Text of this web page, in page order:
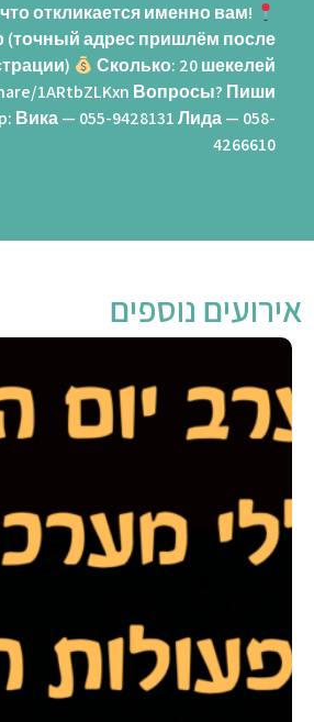
откликается именно вам!
(точный адрес пришлём после
Сколько: 20 шекелей
Вопросы? Пиши
Вика — 055-9428131 Лида — 058-
4266610
אירועים נוספים